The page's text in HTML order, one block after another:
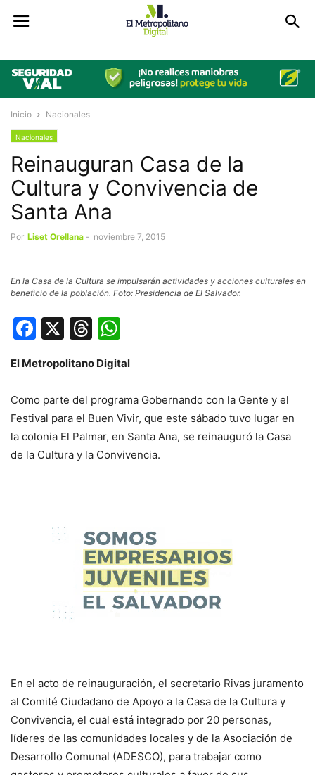
Inicio Nacionales
Nacionales
Reinauguran Casa de la
Cultura y Convivencia de
Santa Ana
Por Liset Orellana - noviembre 7, 2015
En la Casa de la Cultura se impulsarán actividades y acciones culturales en
beneficio de la población. Foto: Presidencia de El Salvador.
Facebook
X Threads
El Metropolitano Digital
Como parte del programa Gobernando con la Gente y el
Festival para el Buen Vivir, que este sábado tuvo lugar en
la colonia El Palmar, en Santa Ana, se reinauguró la Casa
de la Cultura y la Convivencia.
En el acto de reinauguración, el secretario Rivas juramento
al Comité Ciudadano de Apoyo a la Casa de la Cultura y
Convivencia, el cual está integrado por 20 personas,
líderes de las comunidades locales y de la Asociación de
Desarrollo Comunal (ADESCO), para trabajar como